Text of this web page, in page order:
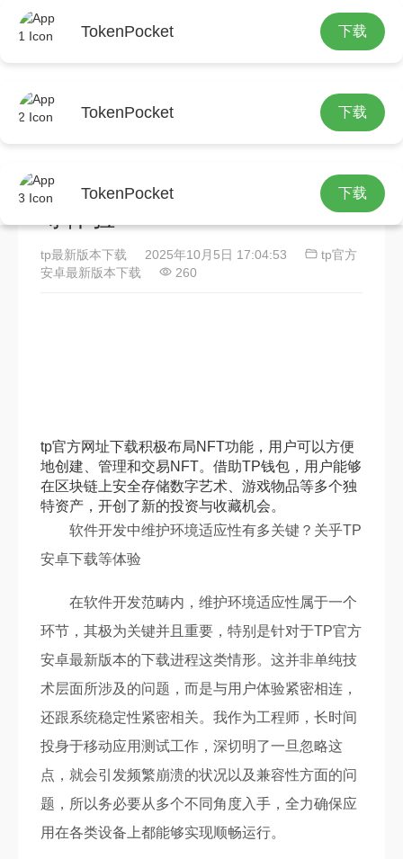
TokenPocket 下载
TokenPocket 下载
TokenPocket 下载
有多关键？关乎TP安卓下载
tp最新版本下载 2025年10月5日 17:04:53
tp官方
安卓最新版本下载
260
tp官方网址下载积极布局NFT功能，用户可以方便
地创建、管理和交易NFT。借助TP钱包，用户能够
在区块链上安全存储数字艺术、游戏物品等多个独
特资产，开创了新的投资与收藏机会。
软件开发中维护环境适应性有多关键？关乎TP
安卓下载等体验
在软件开发范畴内，维护环境适应性属于一个
环节，其极为关键并且重要，特别是针对于TP官方
安卓最新版本的下载进程这类情形。这并非单纯技
术层面所涉及的问题，而是与用户体验紧密相连，
还跟系统稳定性紧密相关。我作为工程师，长时间
投身于移动应用测试工作，深切明了一旦忽略这
点，就会引发频繁崩溃的状况以及兼容性方面的问
题，所以务必要从多个不同角度入手，全力确保应
用在各类设备上都能够实现顺畅运行。